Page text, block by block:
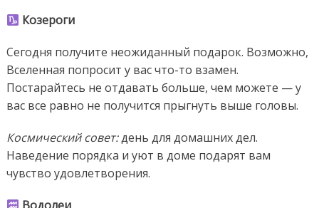
Козероги
Сегодня получите неожиданный подарок. Возможно,
Вселенная попросит у вас что-то взамен.
Постарайтесь не отдавать больше, чем можете — у
вас все равно не получится прыгнуть выше головы.
Космический совет:день для домашних дел.
Наведение порядка и уют в доме подарят вам
чувство удовлетворения.